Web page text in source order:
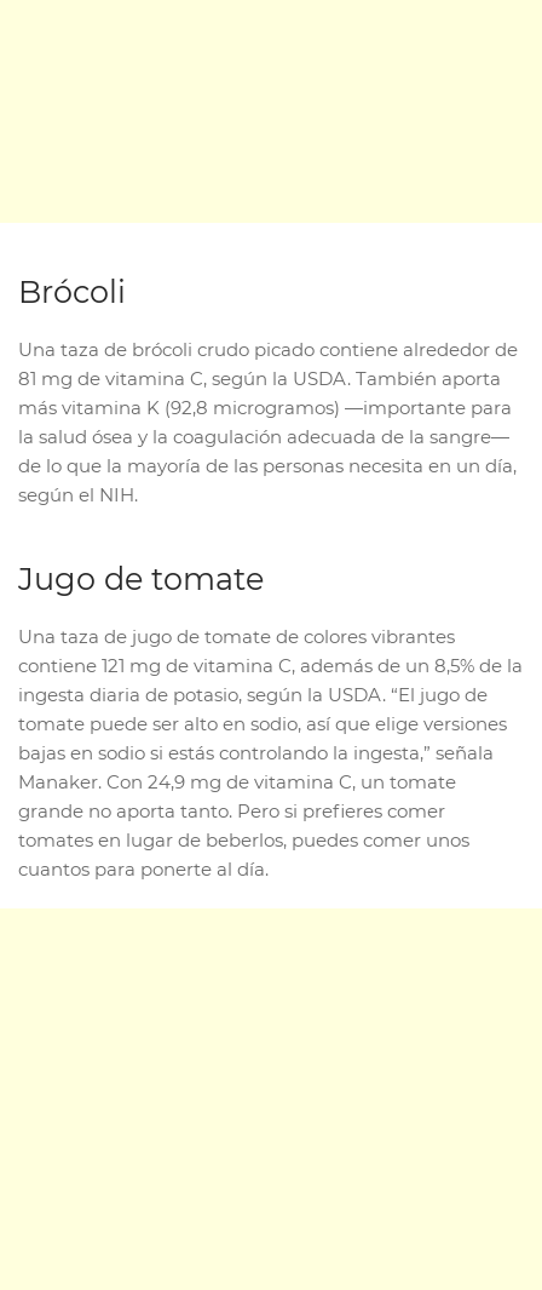
Brócoli
Una taza de brócoli crudo picado contiene alrededor de
81 mg de vitamina C, según la USDA. También aporta
más vitamina K (92,8 microgramos) —importante para
la salud ósea y la coagulación adecuada de la sangre—
de lo que la mayoría de las personas necesita en un día,
según el NIH.
Jugo de tomate
Una taza de jugo de tomate de colores vibrantes
contiene 121 mg de vitamina C, además de un 8,5% de la
ingesta diaria de potasio, según la USDA. “El jugo de
tomate puede ser alto en sodio, así que elige versiones
bajas en sodio si estás controlando la ingesta,” señala
Manaker. Con 24,9 mg de vitamina C, un tomate
grande no aporta tanto. Pero si prefieres comer
tomates en lugar de beberlos, puedes comer unos
cuantos para ponerte al día.